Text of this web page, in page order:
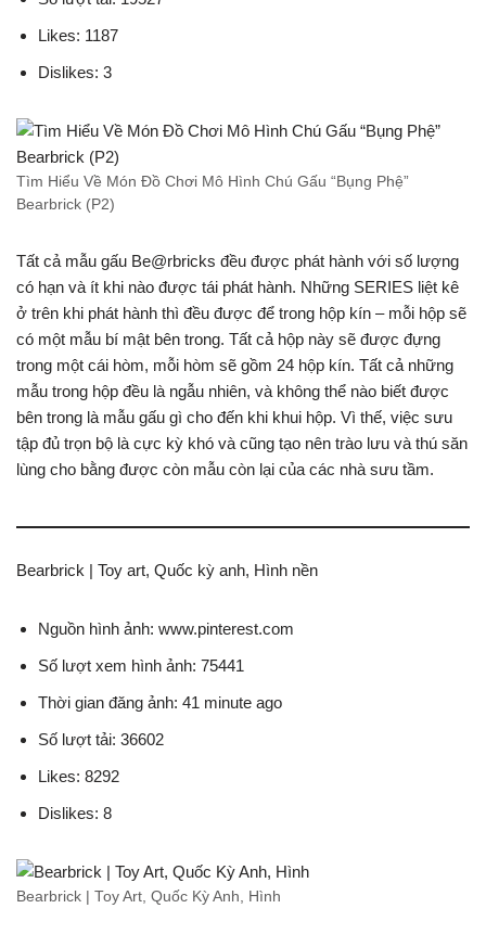
Likes: 1187
Dislikes: 3
Tìm Hiểu Về Món Đồ Chơi Mô Hình Chú Gấu “Bụng Phệ”
Bearbrick (P2)
Tất cả mẫu gấu Be@rbricks đều được phát hành với số lượng
có hạn và ít khi nào được tái phát hành. Những SERIES liệt kê
ở trên khi phát hành thì đều được để trong hộp kín – mỗi hộp sẽ
có một mẫu bí mật bên trong. Tất cả hộp này sẽ được đựng
trong một cái hòm, mỗi hòm sẽ gồm 24 hộp kín. Tất cả những
mẫu trong hộp đều là ngẫu nhiên, và không thể nào biết được
bên trong là mẫu gấu gì cho đến khi khui hộp. Vì thế, việc sưu
tập đủ trọn bộ là cực kỳ khó và cũng tạo nên trào lưu và thú săn
lùng cho bằng được còn mẫu còn lại của các nhà sưu tầm.
Bearbrick | Toy art, Quốc kỳ anh, Hình nền
Nguồn hình ảnh: www.pinterest.com
Số lượt xem hình ảnh: 75441
Thời gian đăng ảnh: 41 minute ago
Số lượt tải: 36602
Likes: 8292
Dislikes: 8
Bearbrick | Toy Art, Quốc Kỳ Anh, Hình